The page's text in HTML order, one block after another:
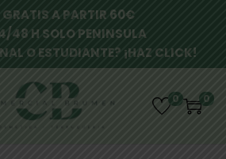
GRATIS A PARTIR 60€
48 H SOLO PENINSULA
O ESTUDIANTE? ¡HAZ CLICK!
0 0